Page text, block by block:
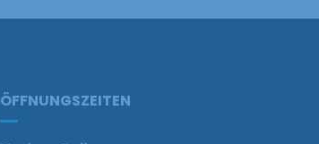
ÖFFNUNGSZEITEN